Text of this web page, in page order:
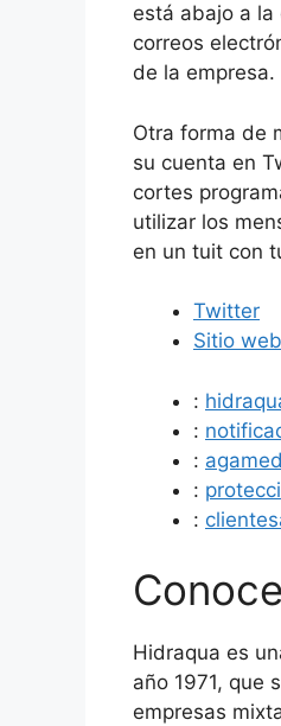
está abajo a
correos
de la empresa.
Otra forma de
su cuenta en
cortes
utilizar los
en un tuit con
Twitter
Sitio web
:
:
:
:
:
Hidraqua es
año 1971, que
empresas